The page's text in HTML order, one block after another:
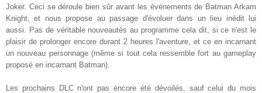
Joker. Ceci se déroule bien sûr avant les événements de Batman Arkam
Knight, et nous propose au passage d'évoluer dans un lieu inédit lui
aussi. Pas de véritable nouveautés au programme cela dit, si ce n'est le
plaisir de prolonger encore durant 2 heures l'aventure, et ce en incarnant
un nouveau personnage (même si tout cela ressemble fort au gameplay
proposé en incarnant Batman).
Les prochains DLC n'ont pas encore été dévoilés, sauf celui du mois